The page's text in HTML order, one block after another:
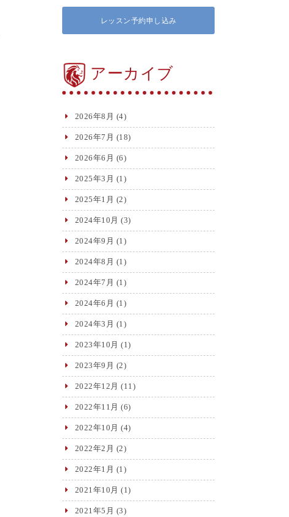
レッスン予約申し込み
アーカイブ
2026年8月 (4)
2026年7月 (18)
2026年6月 (6)
2025年3月 (1)
2025年1月 (2)
2024年10月 (3)
2024年9月 (1)
2024年8月 (1)
2024年7月 (1)
2024年6月 (1)
2024年3月 (1)
2023年10月 (1)
2023年9月 (2)
2022年12月 (11)
2022年11月 (6)
2022年10月 (4)
2022年2月 (2)
2022年1月 (1)
2021年10月 (1)
2021年5月 (3)